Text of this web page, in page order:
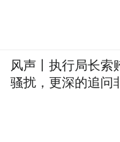
风声丨执行局长索
骚扰，更深的追问